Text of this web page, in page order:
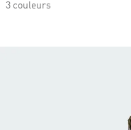
3 couleurs